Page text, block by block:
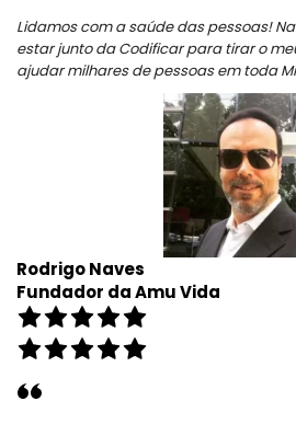
Lidamos com a saúde das pessoas!
estar junto da Codificar para tirar o
ajudar milhares de pessoas em toda
Rodrigo Naves
Fundador da Amu Vida